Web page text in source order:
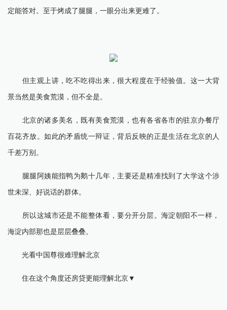
定能答对。至于烤成了腿腿，一眼分出来更难了。
但主观上讲，吃不吃得出来，很大程度在于经验值。这一大背
景当然是美食荒漠，但不全是。
北京的诸多美名，既有美食荒漠，也有各省各市的驻京办餐厅
百花齐放。如此的矛盾统一辩证，背后反映的正是生活在北京的人
千差万别。
腿腿阿姨能指鸭为鹅十几年，主要还是精准找到了大学这个涉
世未深、好说话的群体。
所以这城市还是不能整体看，要分开分层。海淀朝阳不一样，
海淀内部那也是层层叠叠。
光看中国尊很难理解北京
住在这个角度还房贷更能理解北京▼